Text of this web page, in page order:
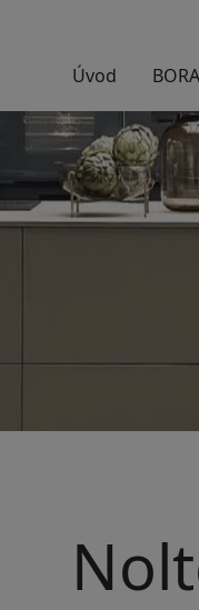
Úvod BORA